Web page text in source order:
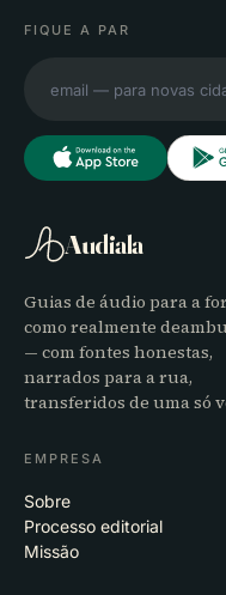
FIQUE A PAR
Audiala
Guias de áudio para a
como realmente
— com fontes honestas,
narrados para a rua,
transferidos de uma só
EMPRESA
Sobre
Processo editorial
Missão